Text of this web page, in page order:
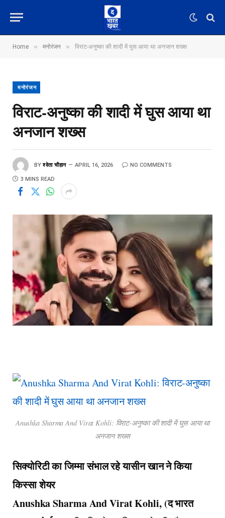
Home » मनोरंजन » विराट-अनुष्का की शादी में घुस आया था अनजान शख्स
मनोरंजन
विराट-अनुष्का की शादी में घुस आया था
अनजान शख्स
BY श्वेता चौहान APRIL 16, 2026 NO COMMENTS
3 MINS READ
Anushka Sharma And Virat Kohli: विराट-अनुष्का की शादी में घुस आया था
अनजान शख्स
सिक्योरिटी का जिम्मा संभाल रहे यासीन खान ने किया
किस्सा शेयर
Anushka Sharma And Virat Kohli, (द भारत